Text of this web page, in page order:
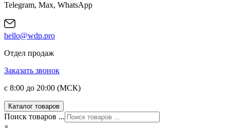
Telegram, Max, WhatsApp
hello@wdp.pro
Отдел продаж
Заказать звонок
с 8:00 до 20:00 (МСК)
Каталог товаров
Поиск товаров ...